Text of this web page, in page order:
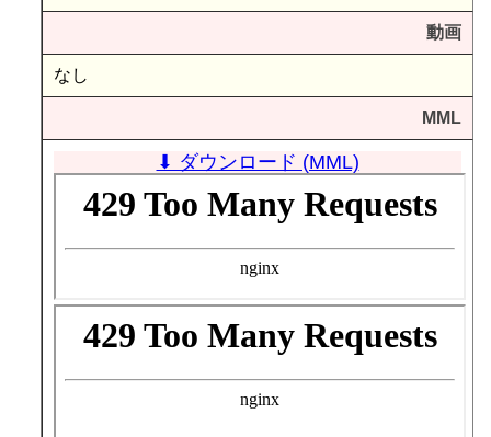
動画
なし
MML
⬇ ダウンロード (MML)